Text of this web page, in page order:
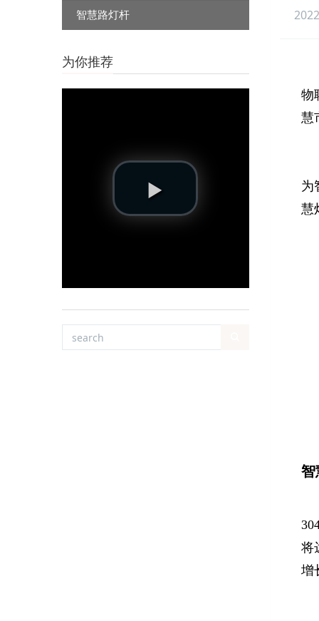
智慧路灯杆
为你推荐
物
慧
为
慧
智
将
增